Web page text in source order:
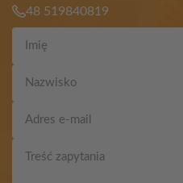
48 519840819